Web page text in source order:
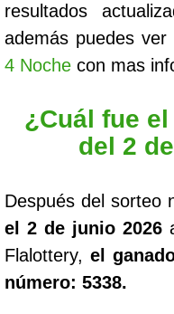
resultados
además puedes
4 Noche con mas
¿Cuál fue
del 2
Después del sorteo
el 2 de junio 2026
Flalottery, el
número: 5338.